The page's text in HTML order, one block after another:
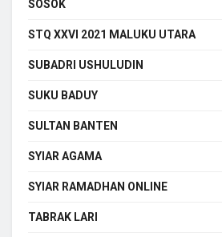
SOSOK
STQ XXVI 2021 MALUKU UTARA
SUBADRI USHULUDIN
SUKU BADUY
SULTAN BANTEN
SYIAR AGAMA
SYIAR RAMADHAN ONLINE
TABRAK LARI